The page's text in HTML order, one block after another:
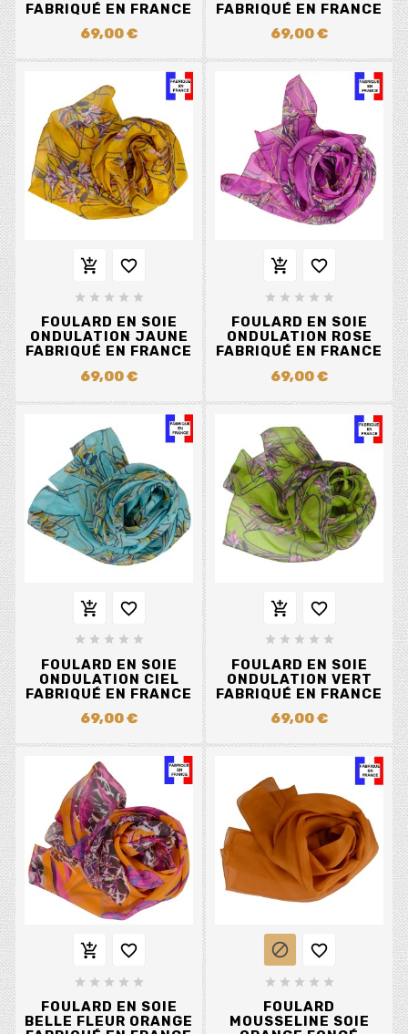
FABRIQUÉ EN FRANCE
69,00 €
FABRIQUÉ EN FRANCE
69,00 €
 
    
FOULARD EN SOIE
ONDULATION JAUNE
FABRIQUÉ EN FRANCE
69,00 €
 
    
FOULARD EN SOIE
ONDULATION ROSE
FABRIQUÉ EN FRANCE
69,00 €
 
    
FOULARD EN SOIE
ONDULATION CIEL
FABRIQUÉ EN FRANCE
69,00 €
 
    
FOULARD EN SOIE
ONDULATION VERT
FABRIQUÉ EN FRANCE
69,00 €
 
    
FOULARD EN SOIE
BELLE FLEUR ORANGE
 
    
FOULARD
MOUSSELINE SOIE